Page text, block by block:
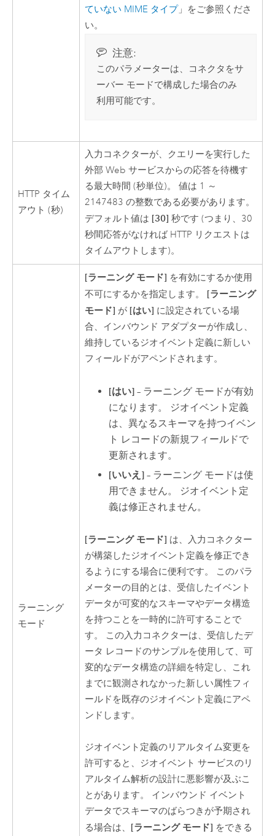
ていない MIME タイプ」をご参照くださ
い。
注意:
このパラメーターは、コネクタをサ
ーバー モードで構成した場合のみ
利用可能です。
HTTP タイム
アウト (秒)
入力コネクターが、クエリーを実行した
外部 Web サービスからの応答を待機す
る最大時間 (秒単位)。 値は 1 ～
2147483 の整数である必要があります。
デフォルト値は [30] 秒です (つまり、30
秒間応答がなければ HTTP リクエストは
タイムアウトします)。
ラーニング
モード
[ラーニング モード] を有効にするか使用
不可にするかを指定します。 [ラーニング
モード] が [はい] に設定されている場
合、インバウンド アダプターが作成し、
維持しているジオイベント定義に新しい
フィールドがアペンドされます。
[はい] – ラーニング モードが有効
になります。 ジオイベント定義
は、異なるスキーマを持つイベン
ト レコードの新規フィールドで
更新されます。
[いいえ] – ラーニング モードは使
用できません。 ジオイベント定
義は修正されません。
[ラーニング モード] は、入力コネクター
が構築したジオイベント定義を修正でき
るようにする場合に便利です。 このパラ
メーターの目的とは、受信したイベント
データが可変的なスキーマやデータ構造
を持つことを一時的に許可することで
す。 この入力コネクターは、受信したデ
ータ レコードのサンプルを使用して、可
変的なデータ構造の詳細を特定し、これ
までに観測されなかった新しい属性フィ
ールドを既存のジオイベント定義にアペ
ンドします。
ジオイベント定義のリアルタイム変更を
許可すると、ジオイベント サービスのリ
アルタイム解析の設計に悪影響が及ぶこ
とがあります。 インバウンド イベント
データでスキーマのばらつきが予期され
る場合は、 [ラーニング モード] をできる